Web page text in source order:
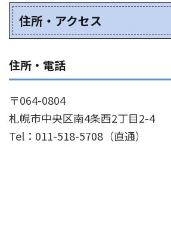
住所・アクセス
住所・電話
〒064-0804
札幌市中央区南4条西2丁目2-4
Tel：011-518-5708（直通）